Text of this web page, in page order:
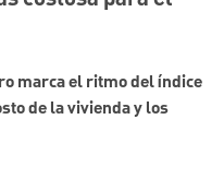
marca el ritmo del índice
de la vivienda y los